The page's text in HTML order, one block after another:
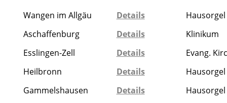
Wangen im Allgäu Details
Hausorgel
Aschaffenburg
Details
Klinikum
Esslingen-Zell
Details
Evang.
Heilbronn
Details
Hausorgel
Gammelshausen
Details
Hausorgel